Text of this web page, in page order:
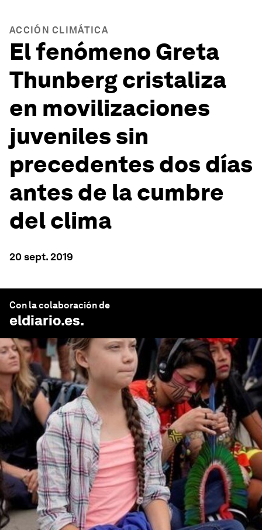
ACCIÓN CLIMÁTICA
El fenómeno Greta
Thunberg cristaliza
en movilizaciones
juveniles sin
precedentes dos días
antes de la cumbre
del clima
20 sept. 2019
Con la colaboración de
eldiario.es.